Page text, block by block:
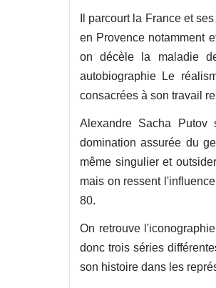
Il parcourt la France et
en Provence notamment
on décèle la maladie
autobiographie Le
consacrées à son travail
Alexandre Sacha
domination assurée du
même singulier et
mais on ressent
80.
On retrouve
donc trois séries
son histoire dans les